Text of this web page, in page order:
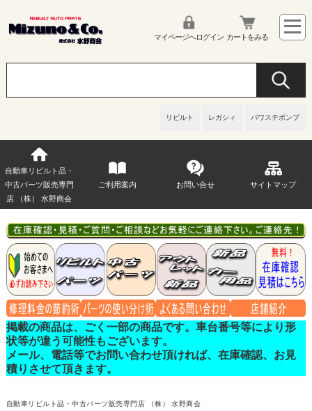
リビルト レガシィ パワステポンプ
マイページへログイン カートをみる
自動車リビルト品・
中古パーツ販売専門
店 （株） 水野商会
ご利用案内 お問い合せ サイトマップ
掲載の商品は、ごく一部の商品です。車台番号等により形
状等が違う可能性もございます。
メール、電話等でお問い合わせ頂ければ、在庫確認、お見
積りさせて頂きます。
自動車リビルト品・中古パーツ販売専門店 （株） 水野商会